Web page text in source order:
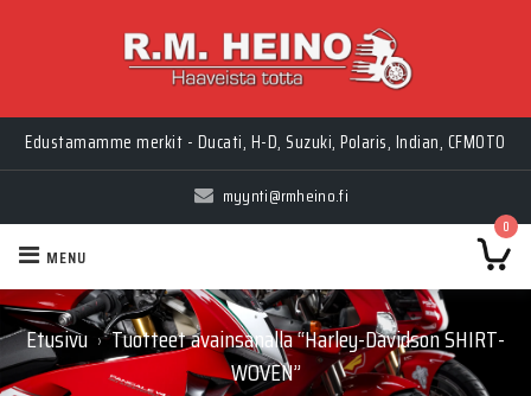
Edustamamme merkit - Ducati, H-D, Suzuki, Polaris, Indian, CFMOTO
myynti@rmheino.fi
0
MENU
Etusivu › Tuotteet avainsanalla “Harley-Davidson SHIRT-
WOVEN”